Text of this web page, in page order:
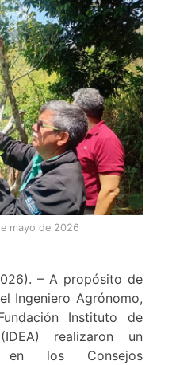
mayo de 2026
– A propósito de
Ingeniero Agrónomo,
Instituto de
realizaron un
en los Consejos